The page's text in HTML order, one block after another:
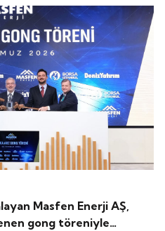
Masfen Enerji AŞ,
gong töreniyle